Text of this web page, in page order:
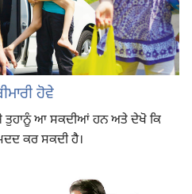
ਹੋਵੇ
ਆ ਸਕਦੀਆਂ ਹਨ ਅਤੇ ਦੇਖੋ ਕਿ
ਕਰ ਸਕਦੀ ਹੈ।